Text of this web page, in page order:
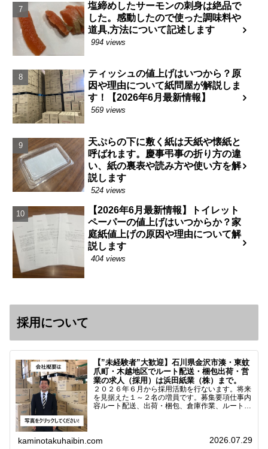
塩締めしたサーモンの刺身は絶品で
した。感動したので使った調味料や
道具,方法について記述します
994 views
ティッシュの値上げはいつから？原
因や理由について紙問屋が解説しま
す！【2026年6月最新情報】
569 views
天ぷらの下に敷く紙は天紙や懐紙と
呼ばれます。慶事弔事の折り方の違
い、紙の裏表や読み方や使い方を解
説します
524 views
【2026年6月最新情報】トイレット
ペーパーの値上げはいつからか？家
庭紙値上げの原因や理由について解
説します
404 views
採用について
【”未経験者”大歓迎】石川県金沢市湊・東蚊
爪町・木越地区でルート配送・梱包出荷・営
業の求人（採用）は浜田紙業（株）まで。
２０２６年６月から採用活動を行ないます。将来
を見据えた１～２名の増員です。募集要項仕事内
容ルート配送、出荷・梱包、倉庫作業、ルート営
kaminotakuhaibin.com 2026.07.29